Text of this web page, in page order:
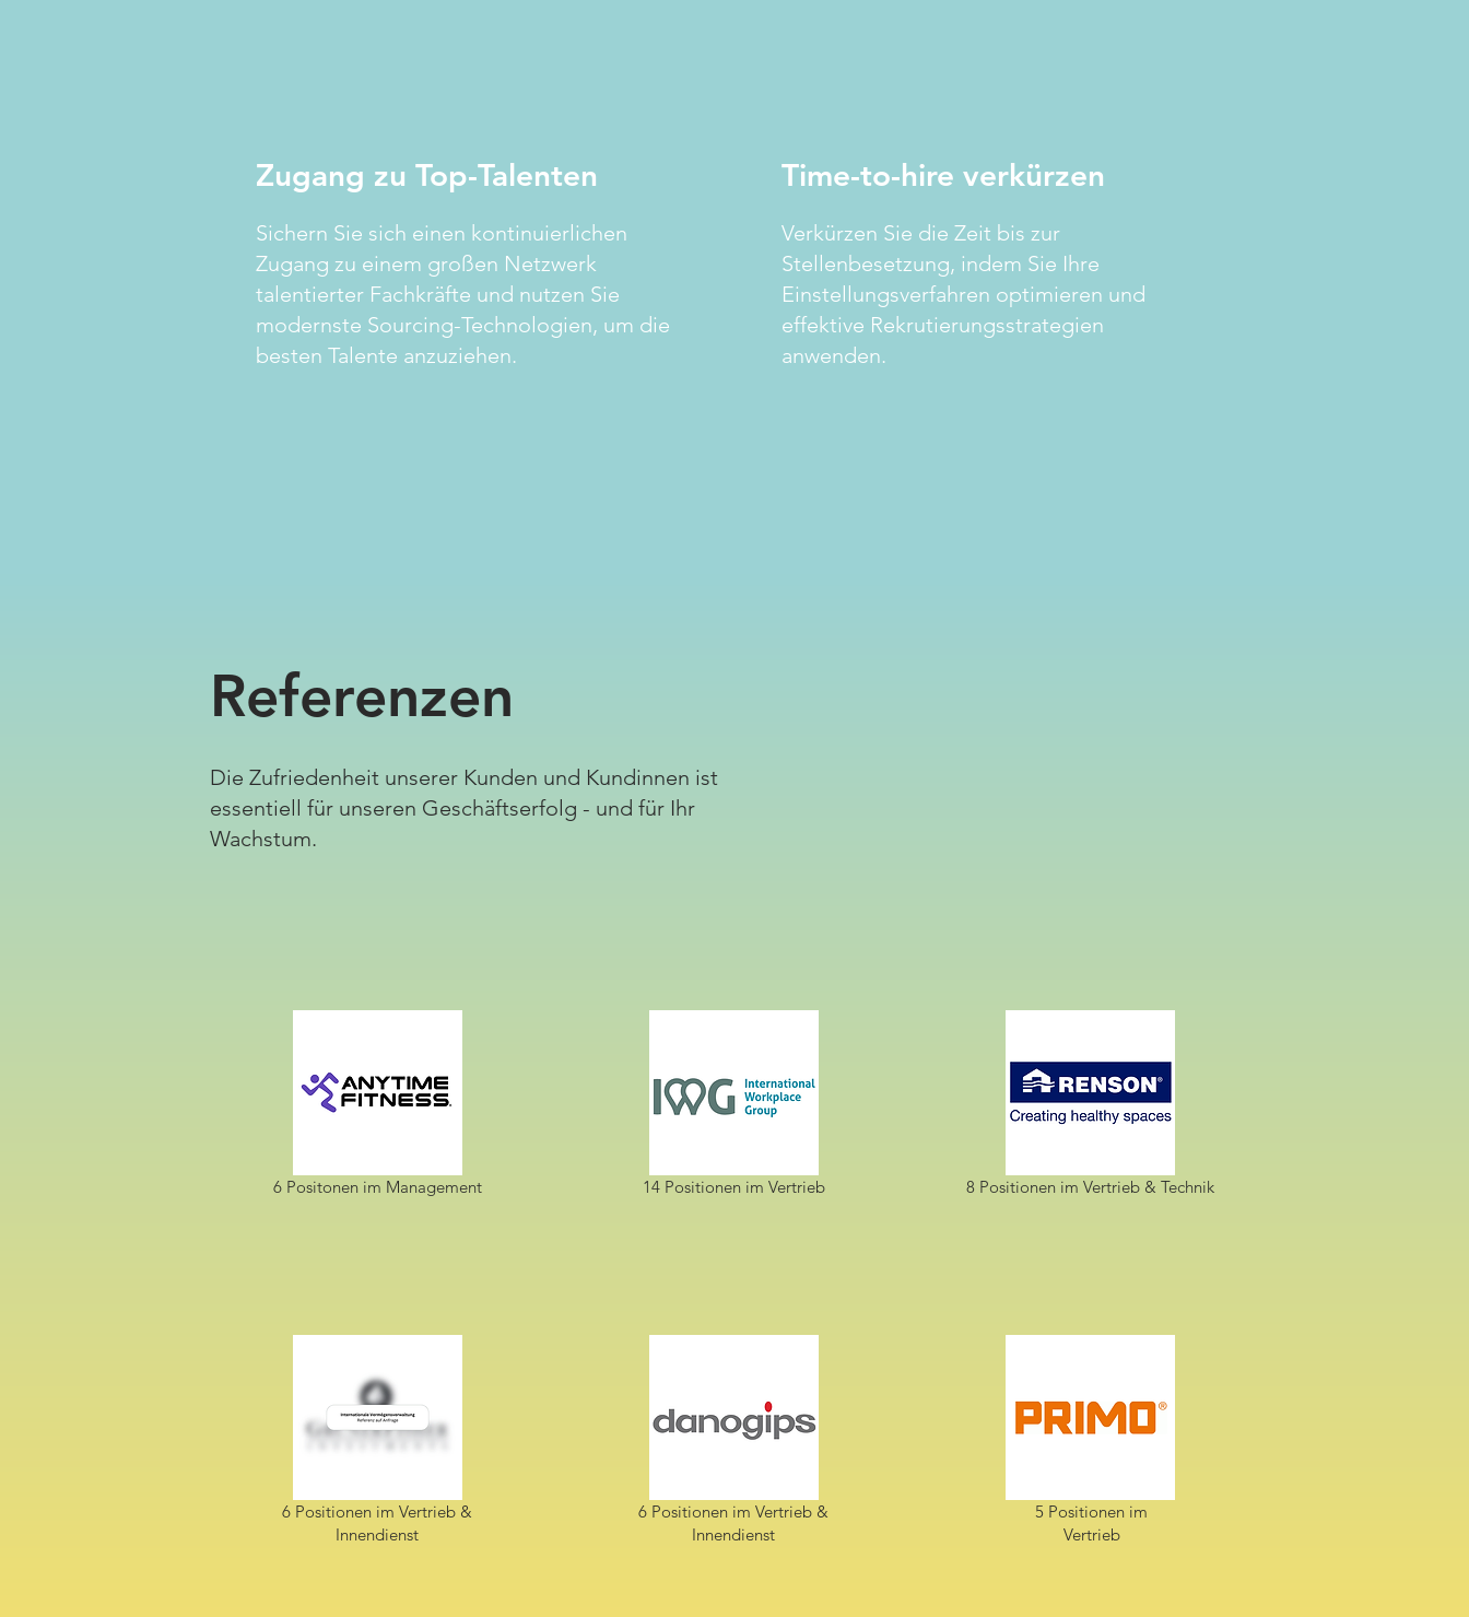
Zugang zu Top-Talenten
Sichern Sie sich einen kontinuierlichen
Zugang zu einem großen Netzwerk
talentierter Fachkräfte und nutzen Sie
modernste Sourcing-Technologien, um die
besten Talente anzuziehen.
Time-to-hire verkürzen
Verkürzen Sie die Zeit bis zur
Stellenbesetzung, indem Sie Ihre
Einstellungsverfahren optimieren und
effektive Rekrutierungsstrategien
anwenden.
Referenzen
Die Zufriedenheit unserer Kunden und Kundinnen ist
essentiell für unseren Geschäftserfolg - und für Ihr
Wachstum.
6 Positonen im Management 14 Positionen im Vertrieb 8 Positionen im Vertrieb & Technik
6 Positionen im Vertrieb &
Innendienst
6 Positionen im Vertrieb &
Innendienst
5 Positionen im
Vertrieb